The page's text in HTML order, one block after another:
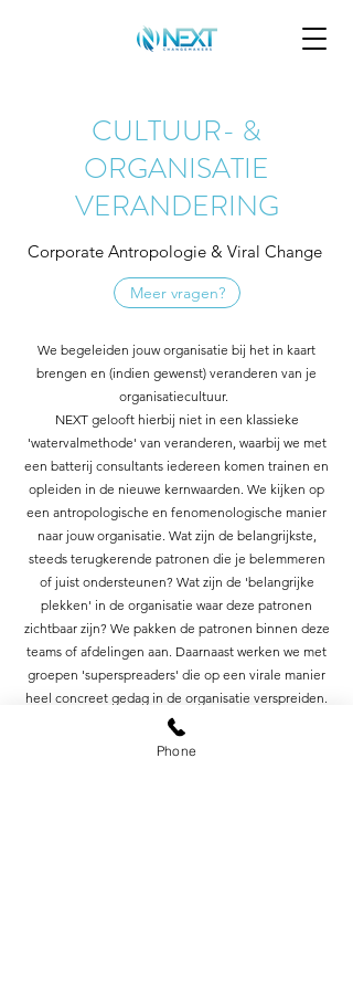
CULTUUR- &
ORGANISATIE
VERANDERING
Corporate Antropologie & Viral Change
Meer vragen?
We begeleiden jouw organisatie bij het in kaart
brengen en (indien gewenst) veranderen van je
organisatiecultuur.
NEXT gelooft hierbij niet in een klassieke
'watervalmethode' van veranderen, waarbij we met
een batterij consultants iedereen komen trainen en
opleiden in de nieuwe kernwaarden. We kijken op
een antropologische en fenomenologische manier
naar jouw organisatie. Wat zijn de belangrijkste,
steeds terugkerende patronen die je belemmeren
of juist ondersteunen? Wat zijn de 'belangrijke
plekken' in de organisatie waar deze patronen
zichtbaar zijn? We pakken de patronen binnen deze
teams of afdelingen aan. Daarnaast werken we met
groepen 'superspreaders' die op een virale manier
heel concreet gedag in de organisatie verspreiden.
Verspreid gedrag en krijg cultuur.
Phone